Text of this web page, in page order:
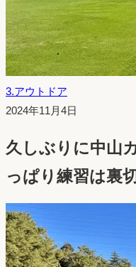
3.アウトドア
投
日：
2024年11月4日
久しぶりに中山
っぱり練習は裏